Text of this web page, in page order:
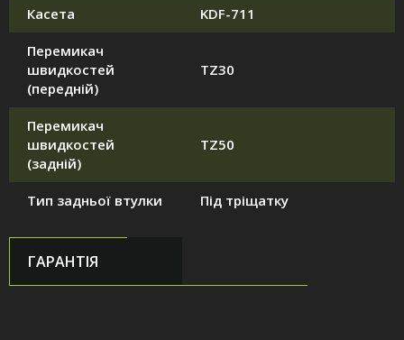
Касета KDF-711
Перемикач
швидкостей
(передній)
TZ30
Перемикач
швидкостей
(задній)
TZ50
Тип задньої втулки Під тріщатку
ГАРАНТІЯ